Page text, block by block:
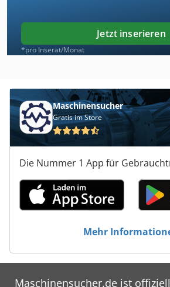
Jetzt inserieren
*pro Inserat/Monat
Maschinensucher
Gratis im Store
Die Nummer 1 App für
Mehr
Maschinensucher.de ist